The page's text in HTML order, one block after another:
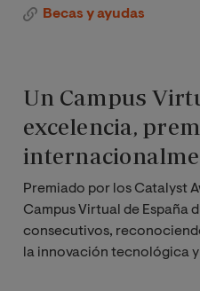
Becas y ayudas
Un Campus
excelencia,
Premiado por los Catalyst
Campus Virtual de España
consecutivos,
la innovación tecnológica